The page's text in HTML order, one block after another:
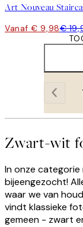
Art Nouveau
Vanaf € 9,98€
Zwart-wit
In onze
bijeengezocht!
waar we van
vindt klassieke
gemeen - zwart